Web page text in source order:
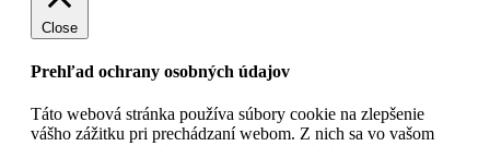
Close
Prehľad ochrany osobných údajov
Táto webová stránka používa súbory cookie na zlepšenie
vášho zážitku pri prechádzaní webom. Z nich sa vo vašom